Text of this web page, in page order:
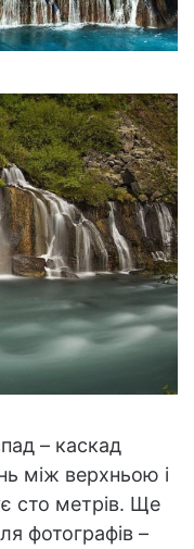
– каскад
між верхньою і
сто метрів. Ще
фотографів –